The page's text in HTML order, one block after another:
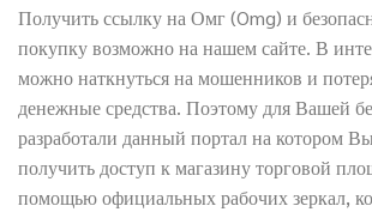
Получить ссылку на Омг (Omg) и
покупку возможно на нашем сайте. В
можно наткнуться на мошенников и
денежные средства. Поэтому для Вашей
разработали данный портал на котором
получить доступ к магазину торговой
помощью официальных рабочих зеркал,